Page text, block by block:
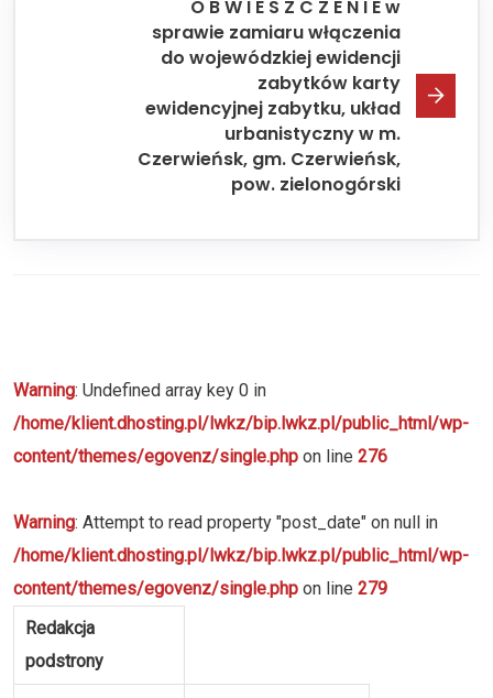
O B W I E S Z C Z E N I E w
sprawie zamiaru włączenia
do wojewódzkiej ewidencji
zabytków karty
ewidencyjnej zabytku, układ
urbanistyczny w m.
Czerwieńsk, gm. Czerwieńsk,
pow. zielonogórski
Warning: Undefined array key 0 in
/home/klient.dhosting.pl/lwkz/bip.lwkz.pl/public_html/wp-
content/themes/egovenz/single.php on line 276
Warning: Attempt to read property "post_date" on null in
/home/klient.dhosting.pl/lwkz/bip.lwkz.pl/public_html/wp-
content/themes/egovenz/single.php on line 279
Redakcja
podstrony